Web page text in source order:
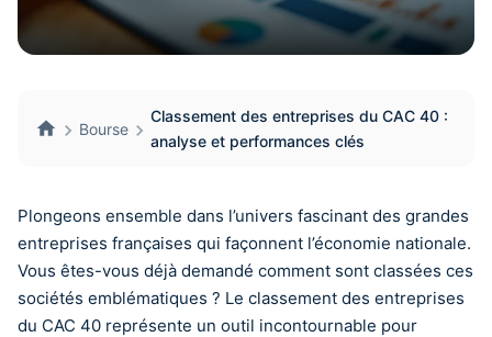
Bourse
Classement des entreprises du CAC 40 :
analyse et performances clés
Plongeons ensemble dans l’univers fascinant des grandes
entreprises françaises qui façonnent l’économie nationale.
Vous êtes-vous déjà demandé comment sont classées ces
sociétés emblématiques ? Le classement des entreprises
du CAC 40 représente un outil incontournable pour